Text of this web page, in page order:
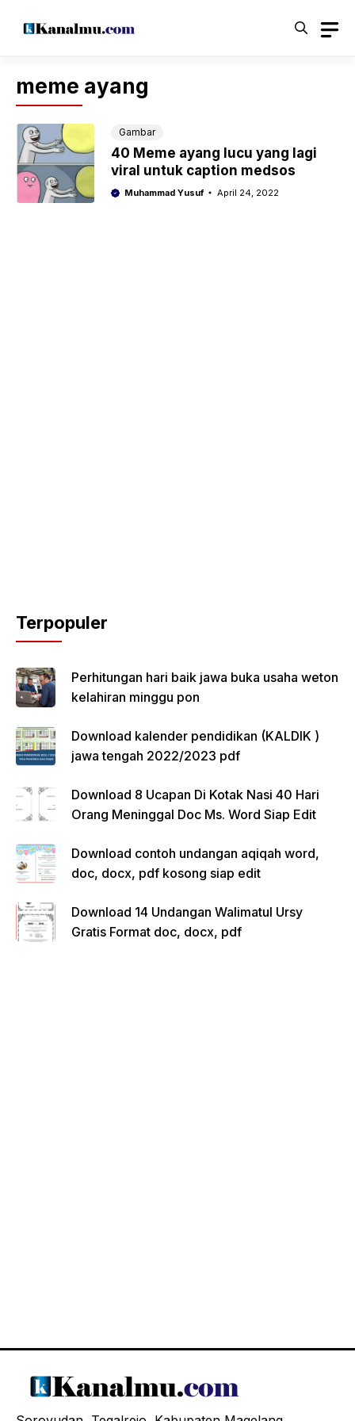
meme ayang
Gambar
40 Meme ayang lucu yang lagi
viral untuk caption medsos
Muhammad Yusuf April 24, 2022
Terpopuler
Perhitungan hari baik jawa buka usaha weton
kelahiran minggu pon
Download kalender pendidikan (KALDIK )
jawa tengah 2022/2023 pdf
Download 8 Ucapan Di Kotak Nasi 40 Hari
Orang Meninggal Doc Ms. Word Siap Edit
Download contoh undangan aqiqah word,
doc, docx, pdf kosong siap edit
Download 14 Undangan Walimatul Ursy
Gratis Format doc, docx, pdf